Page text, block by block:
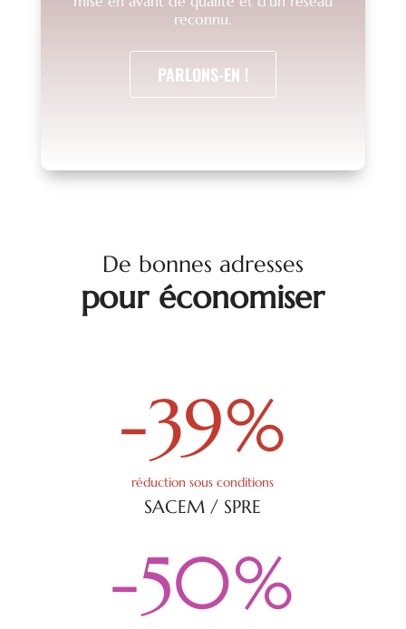
reconnu.
PARLONS-EN !
De bonnes adresses
pour économiser
-39%
réduction sous conditions
SACEM / SPRE
-50%